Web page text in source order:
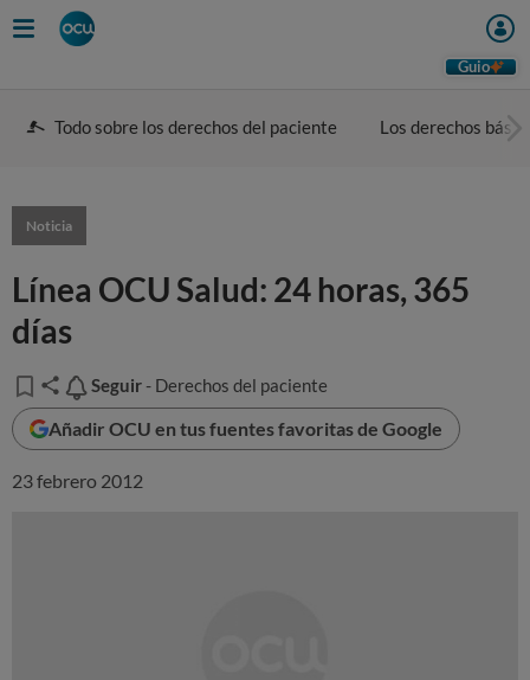
Guio
Todo sobre los derechos del paciente Los derechos
Noticia
Línea OCU Salud: 24 horas, 365
días
Seguir
Seguir - Derechos del paciente
Añadir OCU en tus fuentes favoritas de Google
23 febrero 2012